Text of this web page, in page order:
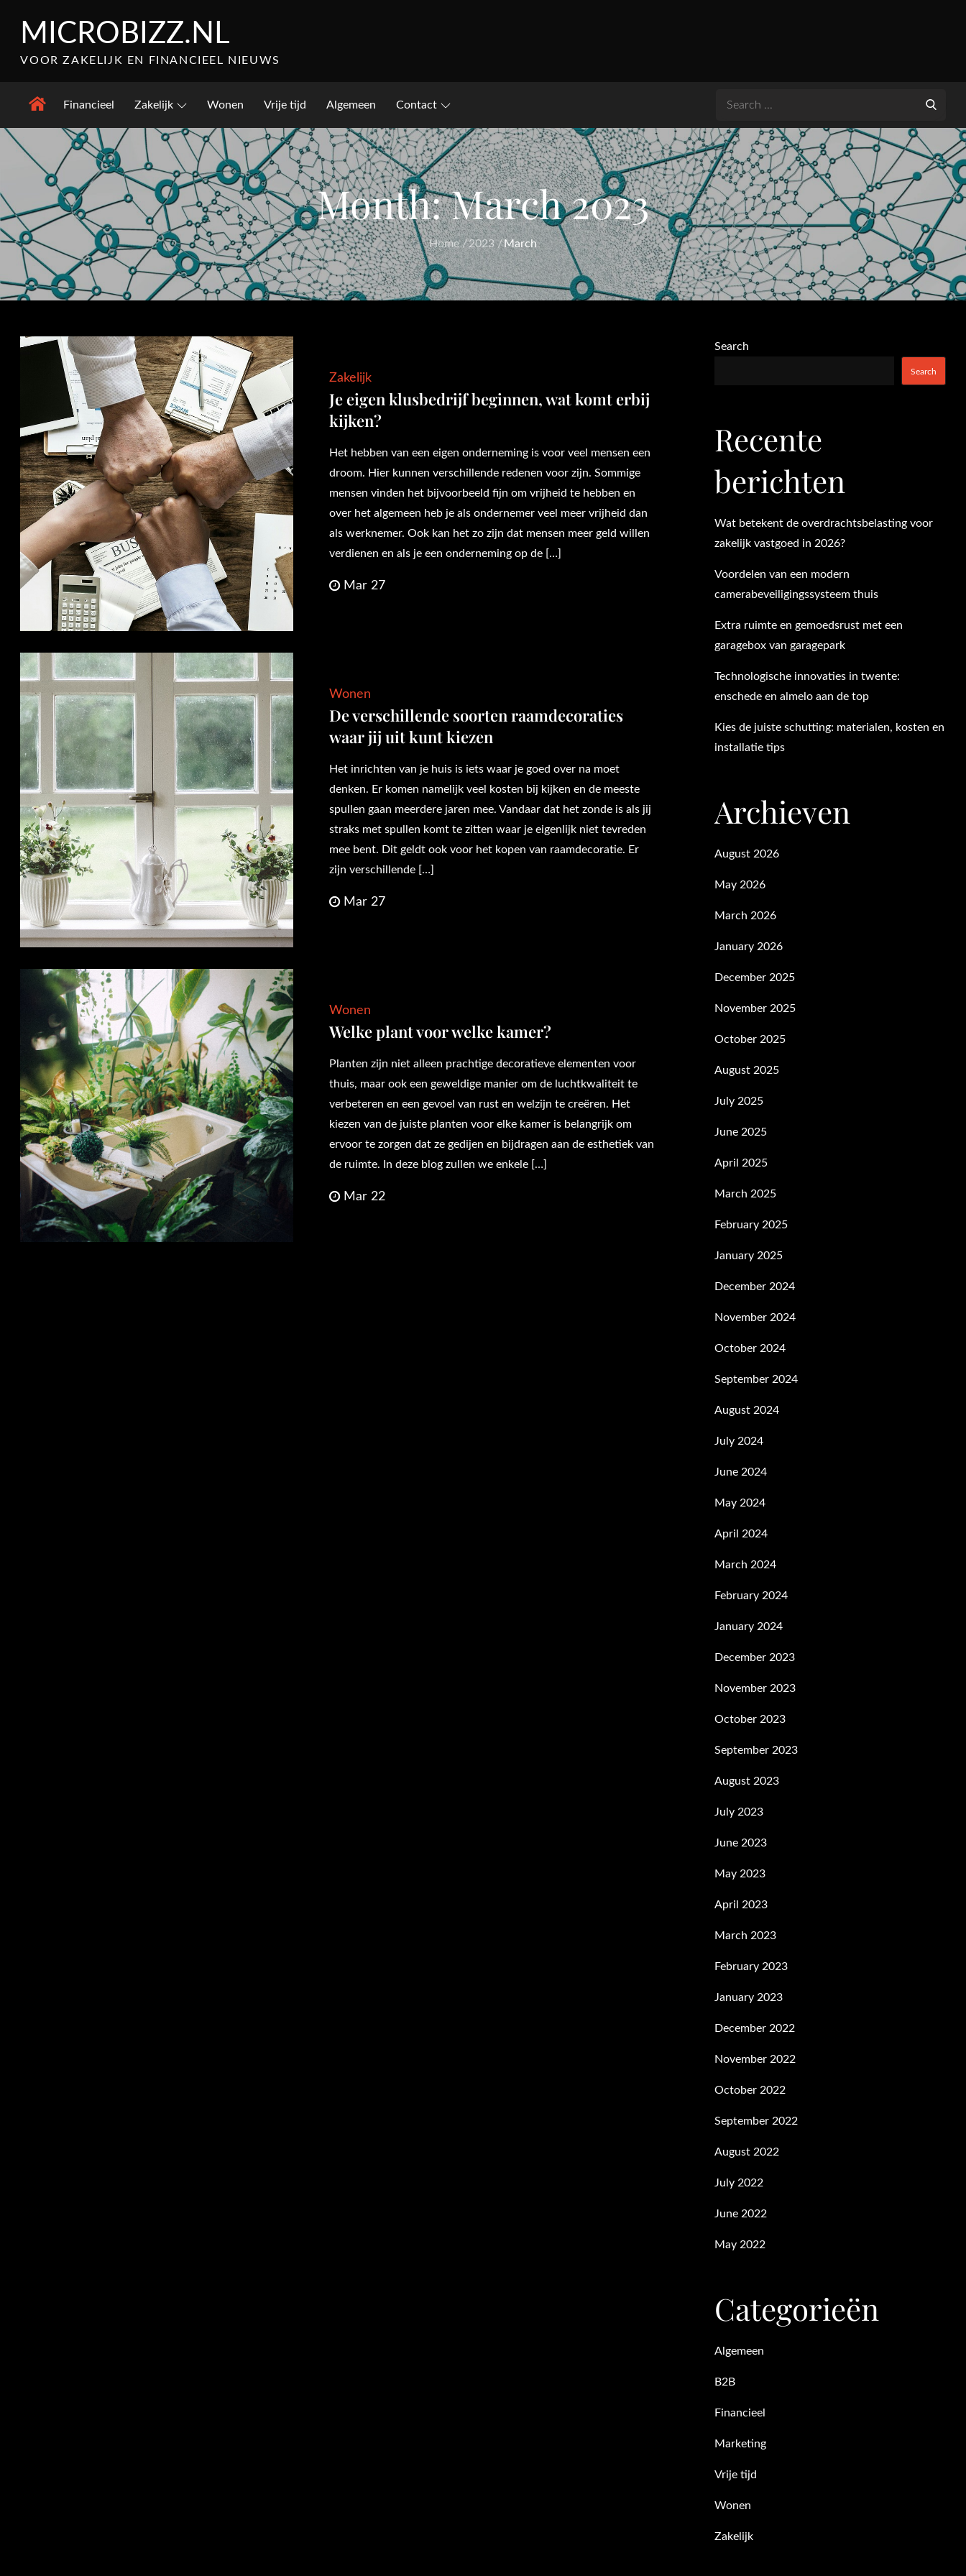
MICROBIZZ.NL
VOOR ZAKELIJK EN FINANCIEEL NIEUWS
Financieel Zakelijk Wonen Vrije tijd Algemeen Contact
Search
Month:March 2023
Home 2023 March
Zakelijk
Je eigen klusbedrijf beginnen, wat komt erbij
kijken?
Het hebben van een eigen onderneming is voor veel mensen een
droom. Hier kunnen verschillende redenen voor zijn. Sommige
mensen vinden het bijvoorbeeld fijn om vrijheid te hebben en
over het algemeen heb je als ondernemer veel meer vrijheid dan
als werknemer. Ook kan het zo zijn dat mensen meer geld willen
verdienen en als je een onderneming op de […]
Mar 27
Wonen
De verschillende soorten raamdecoraties
waar jij uit kunt kiezen
Het inrichten van je huis is iets waar je goed over na moet
denken. Er komen namelijk veel kosten bij kijken en de meeste
spullen gaan meerdere jaren mee. Vandaar dat het zonde is als jij
straks met spullen komt te zitten waar je eigenlijk niet tevreden
mee bent. Dit geldt ook voor het kopen van raamdecoratie. Er
zijn verschillende […]
Mar 27
Wonen
Welke plant voor welke kamer?
Planten zijn niet alleen prachtige decoratieve elementen voor
thuis, maar ook een geweldige manier om de luchtkwaliteit te
verbeteren en een gevoel van rust en welzijn te creëren. Het
kiezen van de juiste planten voor elke kamer is belangrijk om
ervoor te zorgen dat ze gedijen en bijdragen aan de esthetiek van
de ruimte. In deze blog zullen we enkele […]
Mar 22
Search
Search
Recente
berichten
Wat betekent de overdrachtsbelasting voor
zakelijk vastgoed in 2026?
Voordelen van een modern
camerabeveiligingssysteem thuis
Extra ruimte en gemoedsrust met een
garagebox van garagepark
Technologische innovaties in twente:
enschede en almelo aan de top
Kies de juiste schutting: materialen, kosten en
installatie tips
Archieven
August 2026
May 2026
March 2026
January 2026
December 2025
November 2025
October 2025
August 2025
July 2025
June 2025
April 2025
March 2025
February 2025
January 2025
December 2024
November 2024
October 2024
September 2024
August 2024
July 2024
June 2024
May 2024
April 2024
March 2024
February 2024
January 2024
December 2023
November 2023
October 2023
September 2023
August 2023
July 2023
June 2023
May 2023
April 2023
March 2023
February 2023
January 2023
December 2022
November 2022
October 2022
September 2022
August 2022
July 2022
June 2022
May 2022
Categorieën
Algemeen
B2B
Financieel
Marketing
Vrije tijd
Wonen
Zakelijk